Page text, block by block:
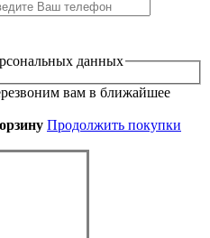
данных
вам в ближайшее
Продолжить покупки